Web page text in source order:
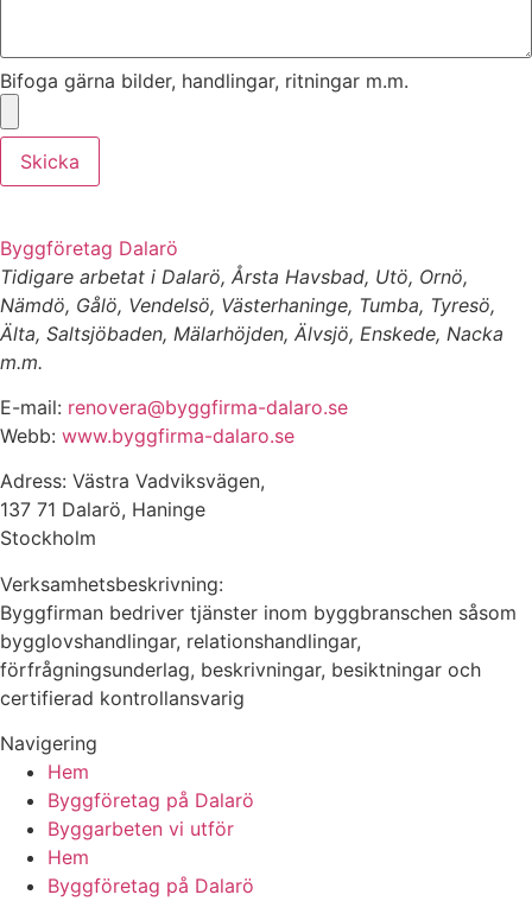
Bifoga gärna bilder, handlingar, ritningar m.m.
Skicka
Byggföretag Dalarö
Tidigare arbetat i Dalarö, Årsta Havsbad, Utö, Ornö,
Nämdö, Gålö, Vendelsö, Västerhaninge, Tumba, Tyresö,
Älta, Saltsjöbaden, Mälarhöjden, Älvsjö, Enskede, Nacka
m.m.
E-mail: renovera@byggfirma-dalaro.se
Webb: www.byggfirma-dalaro.se
Adress: Västra Vadviksvägen,
137 71 Dalarö, Haninge
Stockholm
Verksamhetsbeskrivning:
Byggfirman bedriver tjänster inom byggbranschen såsom
bygglovshandlingar, relationshandlingar,
förfrågningsunderlag, beskrivningar, besiktningar och
certifierad kontrollansvarig
Navigering
Hem
Byggföretag på Dalarö
Byggarbeten vi utför
Hem
Byggföretag på Dalarö